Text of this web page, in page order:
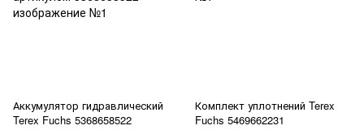
Аккумулятор гидравлический
Terex Fuchs 5368658522
Комплект уплотнений Terex
Fuchs 5469662231